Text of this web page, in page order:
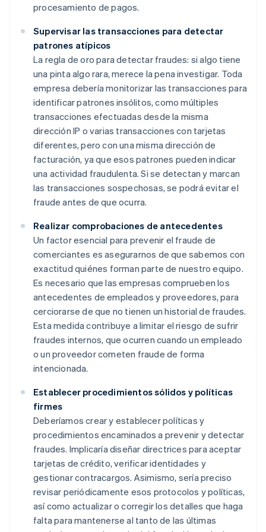
procesamiento de pagos.
Supervisar las transacciones para detectar
patrones atípicos
La regla de oro para detectar fraudes: si algo tiene
una pinta algo rara, merece la pena investigar. Toda
empresa debería monitorizar las transacciones para
identificar patrones insólitos, como múltiples
transacciones efectuadas desde la misma
dirección IP o varias transacciones con tarjetas
diferentes, pero con una misma dirección de
facturación, ya que esos patrones pueden indicar
una actividad fraudulenta. Si se detectan y marcan
las transacciones sospechosas, se podrá evitar el
fraude antes de que ocurra.
Realizar comprobaciones de antecedentes
Un factor esencial para prevenir el fraude de
comerciantes es asegurarnos de que sabemos con
exactitud quiénes forman parte de nuestro equipo.
Es necesario que las empresas comprueben los
antecedentes de empleados y proveedores, para
cerciorarse de que no tienen un historial de fraudes.
Esta medida contribuye a limitar el riesgo de sufrir
fraudes internos, que ocurren cuando un empleado
o un proveedor cometen fraude de forma
intencionada.
Establecer procedimientos sólidos y políticas
firmes
Deberíamos crear y establecer políticas y
procedimientos encaminados a prevenir y detectar
fraudes. Implicaría diseñar directrices para aceptar
tarjetas de crédito, verificar identidades y
gestionar contracargos. Asimismo, sería preciso
revisar periódicamente esos protocolos y políticas,
así como actualizar o corregir los detalles que haga
falta para mantenerse al tanto de las últimas